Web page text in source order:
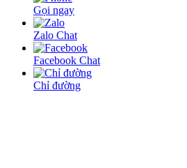
Gọi ngay
Zalo Chat
Facebook Chat
Chỉ đường